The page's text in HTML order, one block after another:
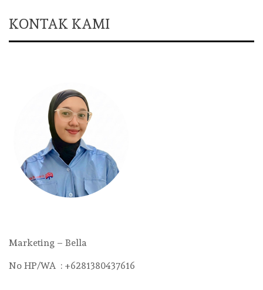
KONTAK KAMI
Marketing – Bella
No HP/WA : +6281380437616